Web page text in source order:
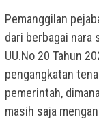
Pemanggilan
dari berbagai nara
UU.No 20 Tahun
pengangkatan
pemerintah,
masih saja